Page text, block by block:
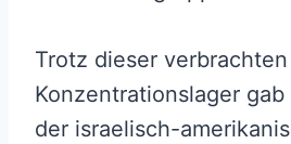
Trotz dieser
Konzentrationslager
der israelisch-